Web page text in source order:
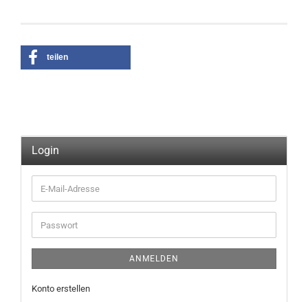
teilen
Login
E-
Mail-
Adresse
Passwort
ANMELDEN
Konto erstellen